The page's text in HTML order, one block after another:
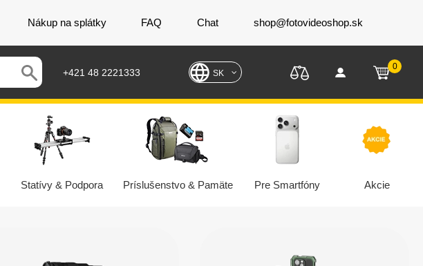
Nákup na splátky FAQ Chat shop@fotovideoshop.sk
+421 48 2221333 SK
0
Statívy & Podpora Príslušenstvo & Pamäte Pre Smartfóny Akcie